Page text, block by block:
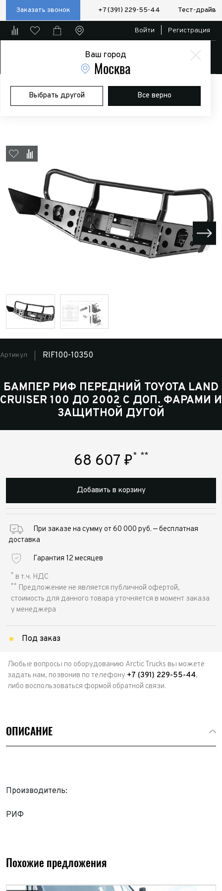
Заказать звонок +7 (391) 229-55-44 Тест-драйв
Ваш город
Москва
Выбрать другой Все верно
Войти Регистрация
Главная Магазин Дополнительное оборудование
Силовые
бампера/пороги/калитки
Бампер РИФ передний Toyota Land
Cruiser 100 до 2002 с доп. фарами и защитной дугой
Артикул RIF100-10350
БАМПЕР РИФ ПЕРЕДНИЙ TOYOTA LAND
CRUISER 100 ДО 2002 С ДОП. ФАРАМИ И
ЗАЩИТНОЙ ДУГОЙ
68 607 ₽* **
Добавить в корзину
При заказе на сумму от 60 000 руб. — бесплатная
доставка
Гарантия 12 месяцев
* в т.ч. НДС
** Предложение не является публичной офертой,
стоимость для данного товара уточняется в момент заказа
у менеджера
Под заказ
Любые вопросы по оборудованию Arctic Trucks вы можете
задать нам, позвонив по телефону +7 (391) 229-55-44,
либо воспользоваться формой обратной связи.
ОПИСАНИЕ
Производитель:
РИФ
Похожие предложения
Имя*
Телефон*